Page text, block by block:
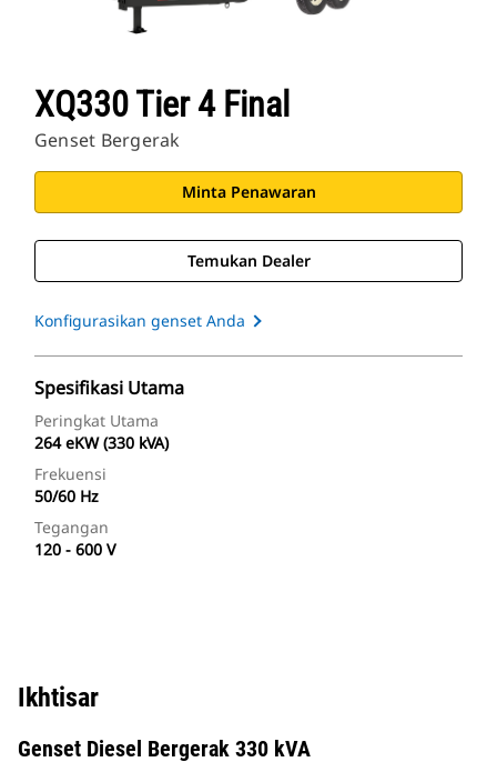
XQ330 Tier 4 Final
Genset Bergerak
Minta Penawaran
Temukan Dealer
Konfigurasikan genset Anda
Spesifikasi Utama
Peringkat Utama
264 eKW (330 kVA)
Frekuensi
50/60 Hz
Tegangan
120 - 600 V
Ikhtisar
Genset Diesel Bergerak 330 kVA